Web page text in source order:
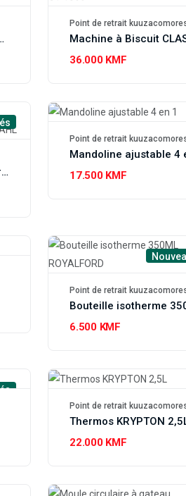
pt-4002wm
Point de retrait
36.000 KMF
Ensemble de couteaux professionnels 6 pièces RHEINSTAHL
Point de retrait
17.500 KMF
Point de retrait
6.500 KMF
Point de retrait
Thermos KRYPTON
22.000 KMF